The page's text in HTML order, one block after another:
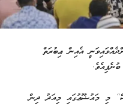
އެއިން ޢިބުރަތް
މި މައުޟޫޢުގައި މިއަދު ދިން